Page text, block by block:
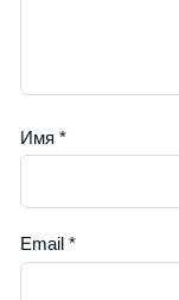
Имя *
Email *